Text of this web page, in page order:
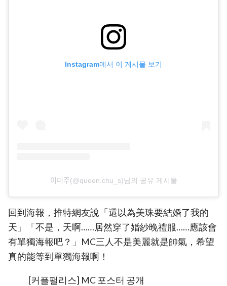
Instagram에서 이 게시물 보기
이미주(@queen.chu_s)님의 공유 게시물
回到海報，推特網友說「還以為美珠要結婚了我的
天」「不是，天啊……居然穿了婚紗晚禮服……應該會
有單獨海報吧？」MC三人不是美麗就是帥氣，希望
真的能等到單獨海報啊！
[커플팰리스] MC 포스터 공개